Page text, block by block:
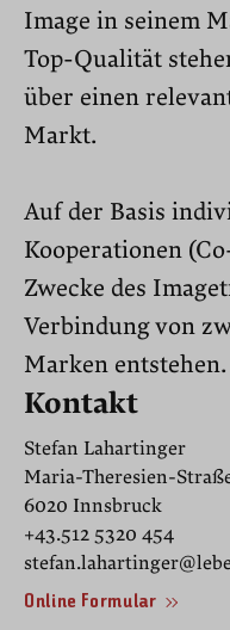
Image in seinem
Top-Qualität
über einen
Markt.
Auf der Basis
Kooperationen
Zwecke des
Verbindung von
Marken entstehen.
Kontakt
Stefan Lahartinger
Maria-Theresien-
6020 Innsbruck
+43.512 5320 454
Online Formular